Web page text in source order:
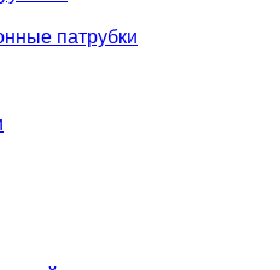
патрубки